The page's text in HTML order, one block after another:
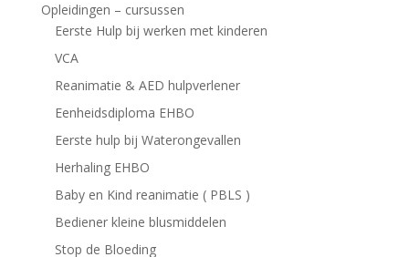
Opleidingen – cursussen
Eerste Hulp bij werken met kinderen
VCA
Reanimatie & AED hulpverlener
Eenheidsdiploma EHBO
Eerste hulp bij Waterongevallen
Herhaling EHBO
Baby en Kind reanimatie ( PBLS )
Bediener kleine blusmiddelen
Stop de Bloeding